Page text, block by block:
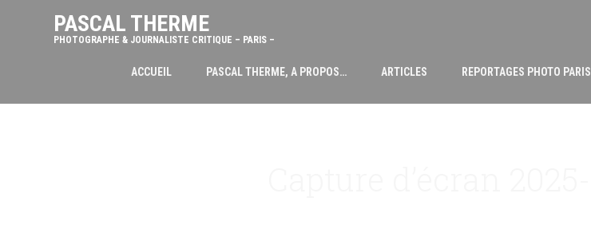
PASCAL THERME
PHOTOGRAPHE & JOURNALISTE CRITIQUE – PARIS –
ACCUEIL PASCAL THERME, A PROPOS… ARTICLES REPORTAGES PHOTO PARIS